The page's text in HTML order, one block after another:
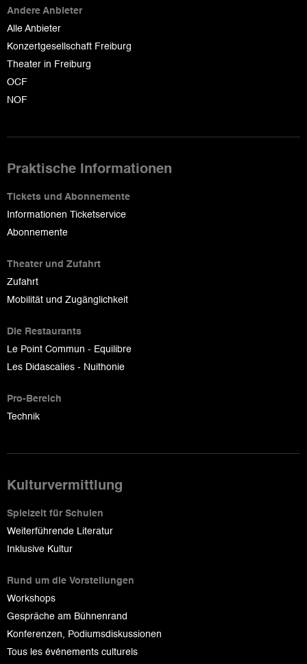
Andere Anbieter
Alle Anbieter
Konzertgesellschaft Freiburg
Theater in Freiburg
OCF
NOF
Praktische Informationen
Tickets und Abonnemente
Informationen Ticketservice
Abonnemente
Theater und Zufahrt
Zufahrt
Mobilität und Zugänglichkeit
Die Restaurants
Le Point Commun - Equilibre
Les Didascalies - Nuithonie
Pro-Bereich
Technik
Kulturvermittlung
Spielzeit für Schulen
Weiterführende Literatur
Inklusive Kultur
Rund um die Vorstellungen
Workshops
Gespräche am Bühnenrand
Konferenzen, Podiumsdiskussionen
Tous les événements culturels